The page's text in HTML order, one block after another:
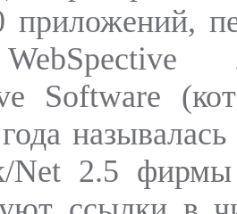
приложений,
Software
Net 2.5 фирмы